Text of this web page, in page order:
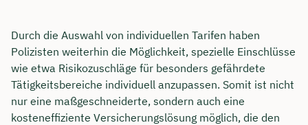
Durch die Auswahl von individuellen Tarifen haben
Polizisten weiterhin die Möglichkeit, spezielle Einschlüsse
wie etwa Risikozuschläge für besonders gefährdete
Tätigkeitsbereiche individuell anzupassen. Somit ist nicht
nur eine maßgeschneiderte, sondern auch eine
kosteneffiziente Versicherungslösung möglich, die den